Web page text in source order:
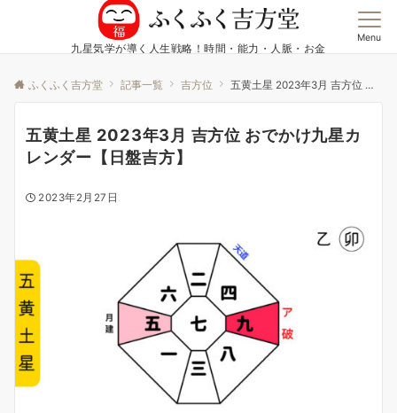
九星気学が導く人生戦略！時間・能力・人脈・お金
Menu
ふくふく吉方堂 記事一覧 吉方位 五黄土星 2023年3月 吉方位 おでかけ九星カレンダー【日盤吉方】
五黄土星 2023年3月 吉方位 おでかけ九星カ
レンダー【日盤吉方】
2023年2月27日